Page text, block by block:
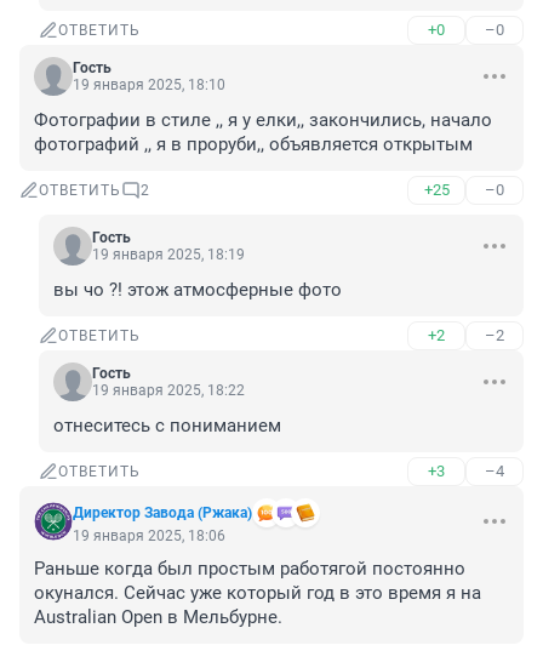
ОТВЕТИТЬ +0 –0
Гость
19 января 2025, 18:10
Фотографии в стиле ,, я у елки,, закончились, начало
фотографий ,, я в проруби,, объявляется открытым
ОТВЕТИТЬ 2 +25 –0
Гость
19 января 2025, 18:19
вы чо ?! этож атмосферные фото
ОТВЕТИТЬ +2 –2
Гость
19 января 2025, 18:22
отнеситесь с пониманием
ОТВЕТИТЬ +3 –4
Директор Завода (Ржака)
19 января 2025, 18:06
Раньше когда был простым работягой постоянно
окунался. Сейчас уже который год в это время я на
Australian Open в Мельбурне.